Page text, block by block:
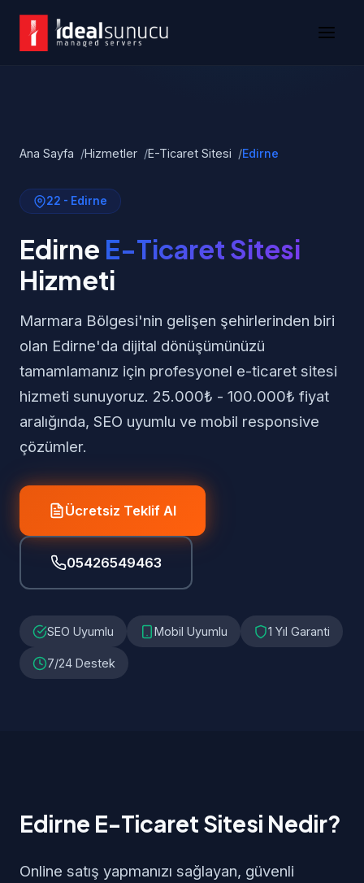
Ana Sayfa Hizmetler E-Ticaret Sitesi Edirne
22 - Edirne
Edirne E-Ticaret Sitesi
Hizmeti
Marmara Bölgesi'nin gelişen şehirlerinden biri
olan Edirne'da dijital dönüşümünüzü
tamamlamanız için profesyonel e-ticaret sitesi
hizmeti sunuyoruz. 25.000₺ - 100.000₺ fiyat
aralığında, SEO uyumlu ve mobil responsive
çözümler.
Ücretsiz Teklif Al
05426549463
SEO Uyumlu Mobil Uyumlu 1 Yıl Garanti
7/24 Destek
Edirne E-Ticaret Sitesi Nedir?
Online satış yapmanızı sağlayan, güvenli